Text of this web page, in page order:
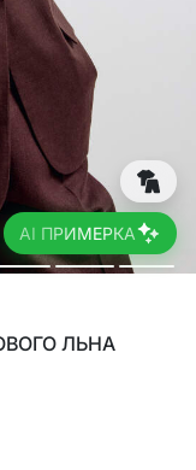
AI ПРИМЕРКА
ЛЬНА